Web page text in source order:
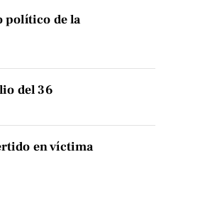
político de la
del 36
en víctima